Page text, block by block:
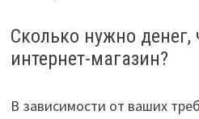
Сколько нужно денег,
интернет-магазин?
В зависимости от ваших